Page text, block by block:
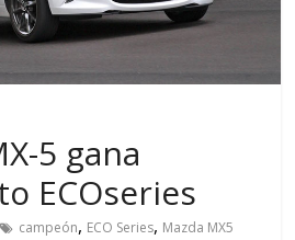
5 gana
ECOseries
campeón, ECO Series, Mazda MX5